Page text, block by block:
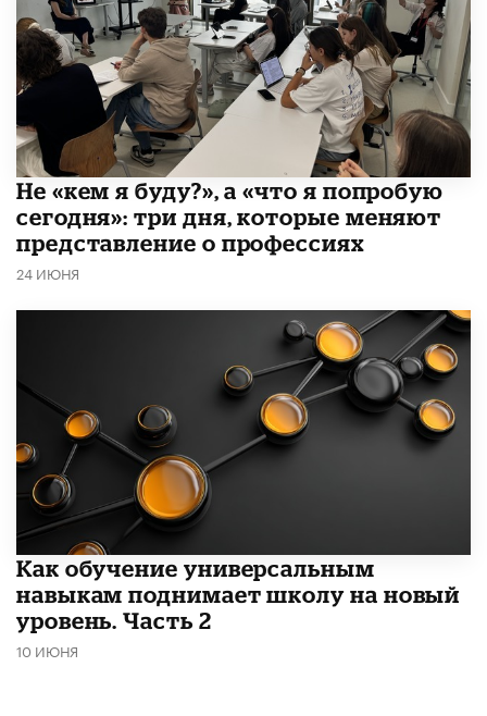
Не «кем я буду?», а «что я попробую
сегодня»: три дня, которые меняют
представление о профессиях
24 ИЮНЯ
​Как обучение универсальным
навыкам поднимает школу на новый
уровень. Часть 2
10 ИЮНЯ